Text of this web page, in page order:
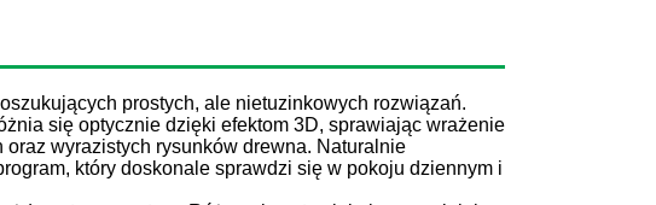
prostych, ale nietuzinkowych rozwiązań.
się optycznie dzięki efektom 3D, sprawiając wrażenie
oraz wyrazistych rysunków drewna. Naturalnie
który doskonale sprawdzi się w pokoju dziennym i